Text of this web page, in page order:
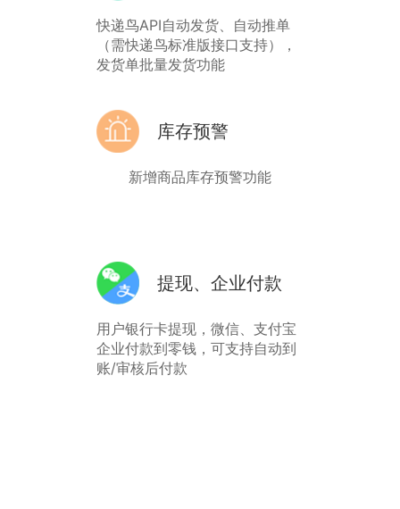
快递鸟API自动发货、自动推单
（需快递鸟标准版接口支持），
发货单批量发货功能
库存预警
新增商品库存预警功能
提现、企业付款
用户银行卡提现，微信、支付宝
企业付款到零钱，可支持自动到
账/审核后付款